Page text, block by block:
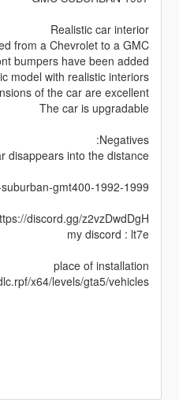
Realistic car interior
from a Chevrolet to a GMC
bumpers have been added
model with realistic interiors
of the car are excellent
The car is upgradable
Negatives:
disappears into the distance
gmt400-1992-1999
discord.gg/z2vzDwdDgH
my discord : lt7e
place of installation
x64/levels/gta5/vehicles